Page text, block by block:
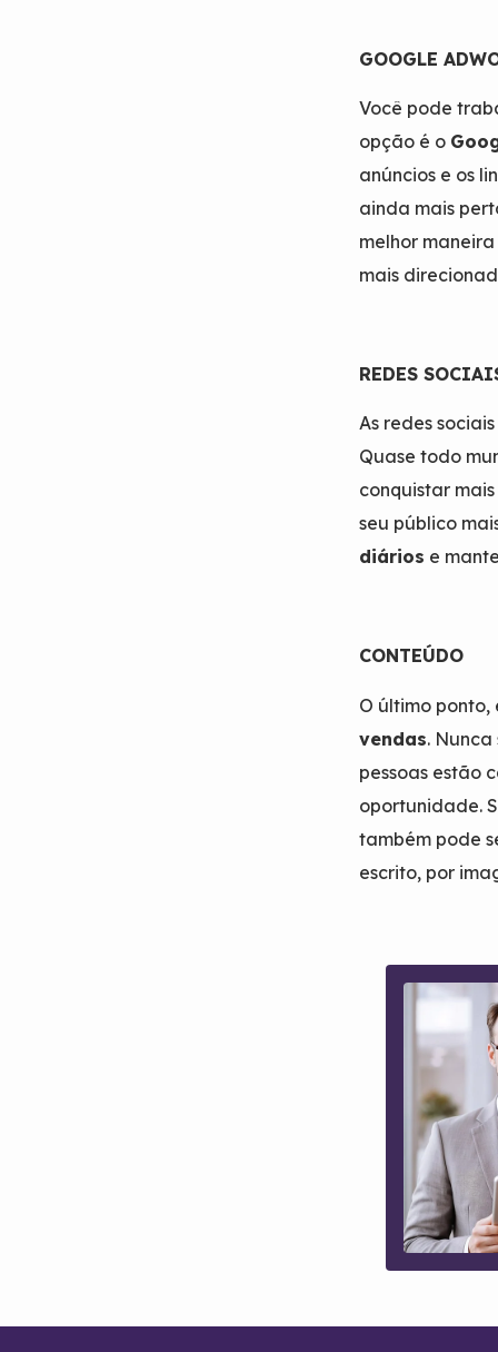
GOOGLE
Você pode
opção é o
anúncios e os
ainda mais
melhor
mais
REDES
As redes
Quase todo
conquistar
seu público
diários e
CONTEÚDO
O último
vendas.
pessoas estão
oportunidade.
também pode
escrito, por